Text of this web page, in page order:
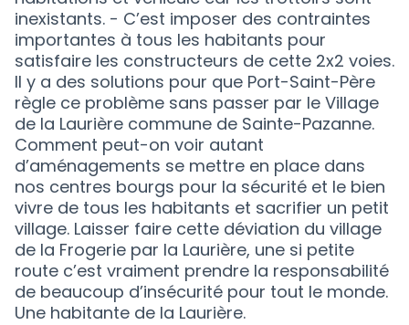
inexistants. - C’est imposer des contraintes
importantes à tous les habitants pour
satisfaire les constructeurs de cette 2x2 voies.
Il y a des solutions pour que Port-Saint-Père
règle ce problème sans passer par le Village
de la Laurière commune de Sainte-Pazanne.
Comment peut-on voir autant
d’aménagements se mettre en place dans
nos centres bourgs pour la sécurité et le bien
vivre de tous les habitants et sacrifier un petit
village. Laisser faire cette déviation du village
de la Frogerie par la Laurière, une si petite
route c’est vraiment prendre la responsabilité
de beaucoup d’insécurité pour tout le monde.
Une habitante de la Laurière.